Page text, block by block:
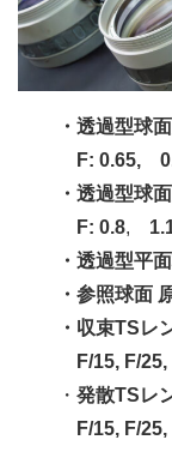
・透過型球
F: 0.65,
・透過型球
F: 0.8,
・透過型平
・参照球面
・収束TSレ
F/15, F/25,
・発散TSレ
F/15, F/25,